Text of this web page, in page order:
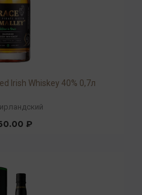
Irish Whiskey 40% 0,7л
ирландский
₽